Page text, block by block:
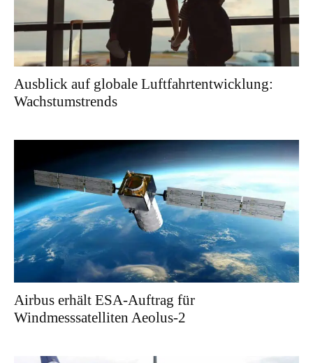
Ausblick auf globale Luftfahrtentwicklung:
Wachstumstrends
Airbus erhält ESA-Auftrag für
Windmesssatelliten Aeolus-2